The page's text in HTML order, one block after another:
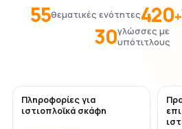
55θεματικές ενότητες420+
30γλώσσες με
υπότιτλους
Πληροφορίες για
ιστιοπλοϊκά σκάφη